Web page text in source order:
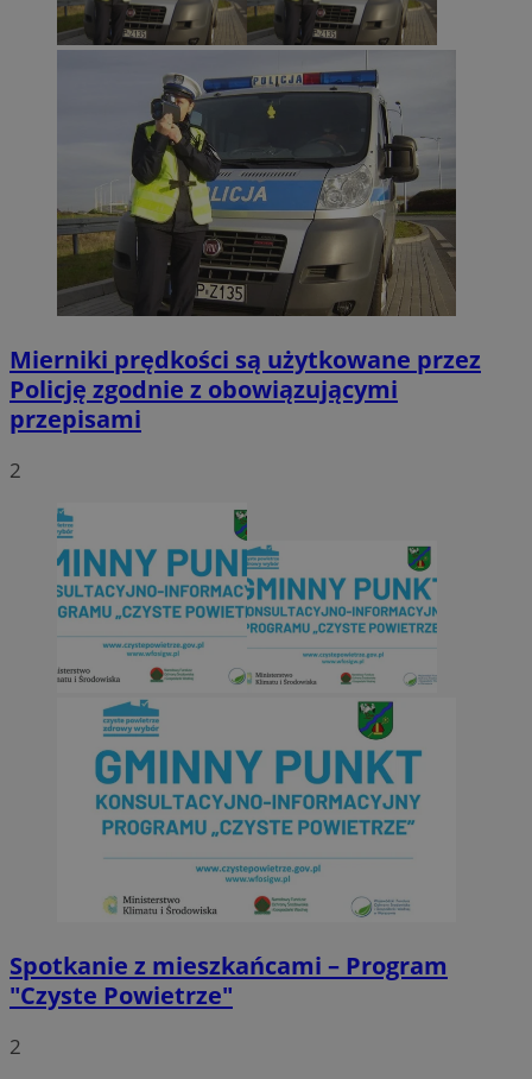
Mierniki prędkości są użytkowane przez
Policję zgodnie z obowiązującymi
przepisami
2
Spotkanie z mieszkańcami – Program
"Czyste Powietrze"
2